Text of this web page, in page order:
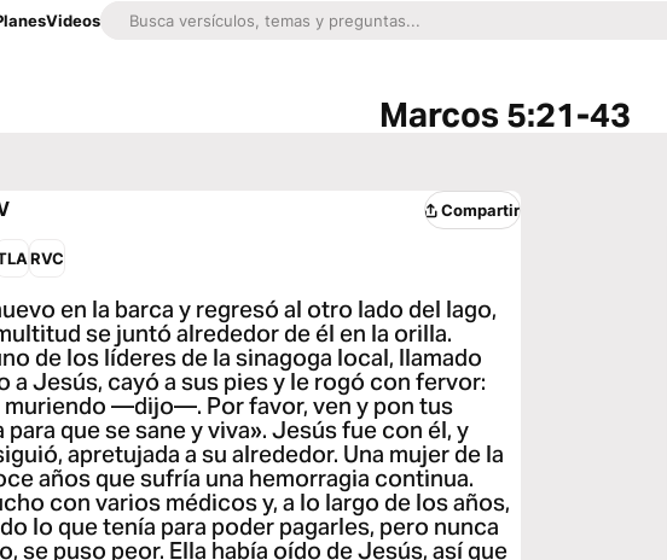
Videos
Marcos 5:21-43
Compartir
RVC
en la barca y regresó al otro lado del lago,
se juntó alrededor de él en la orilla.
de los líderes de la sinagoga local, llamado
a Jesús, cayó a sus pies y le rogó con fervor:
muriendo —dijo—. Por favor, ven y pon tus
que se sane y viva». Jesús fue con él, y
apretujada a su alrededor. Una mujer de la
años que sufría una hemorragia continua.
con varios médicos y, a lo largo de los años,
lo que tenía para poder pagarles, pero nunca
se puso peor. Ella había oído de Jesús, así que